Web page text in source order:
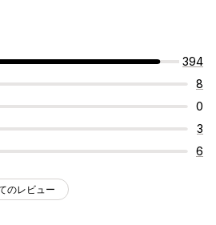
394
8
0
3
6
のレビュー